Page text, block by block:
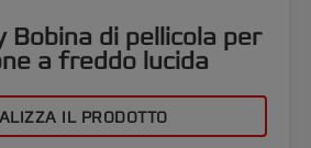
Bobina di pellicola per
a freddo lucida
IL PRODOTTO